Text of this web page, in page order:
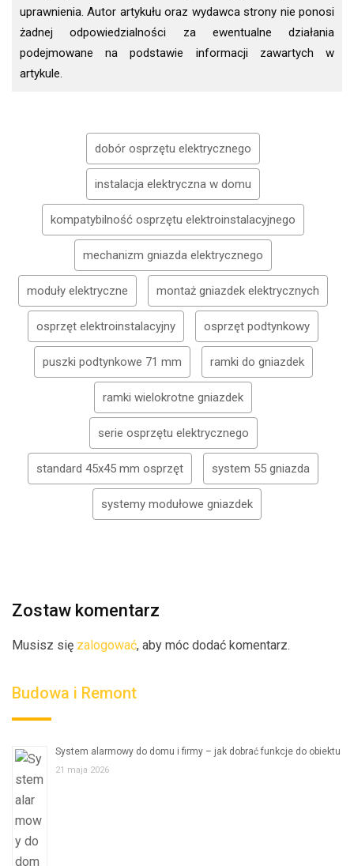
uprawnienia. Autor artykułu oraz wydawca strony nie ponosi
żadnej odpowiedzialności za ewentualne działania
podejmowane na podstawie informacji zawartych w
artykule.
dobór osprzętu elektrycznego
instalacja elektryczna w domu
kompatybilność osprzętu elektroinstalacyjnego
mechanizm gniazda elektrycznego
moduły elektryczne montaż gniazdek elektrycznych
osprzęt elektroinstalacyjny osprzęt podtynkowy
puszki podtynkowe 71 mm ramki do gniazdek
ramki wielokrotne gniazdek
serie osprzętu elektrycznego
standard 45x45 mm osprzęt system 55 gniazda
systemy modułowe gniazdek
Zostaw komentarz
Musisz się zalogować, aby móc dodać komentarz.
Budowa i Remont
System alarmowy do domu i firmy – jak dobrać funkcje do obiektu
21 maja 2026